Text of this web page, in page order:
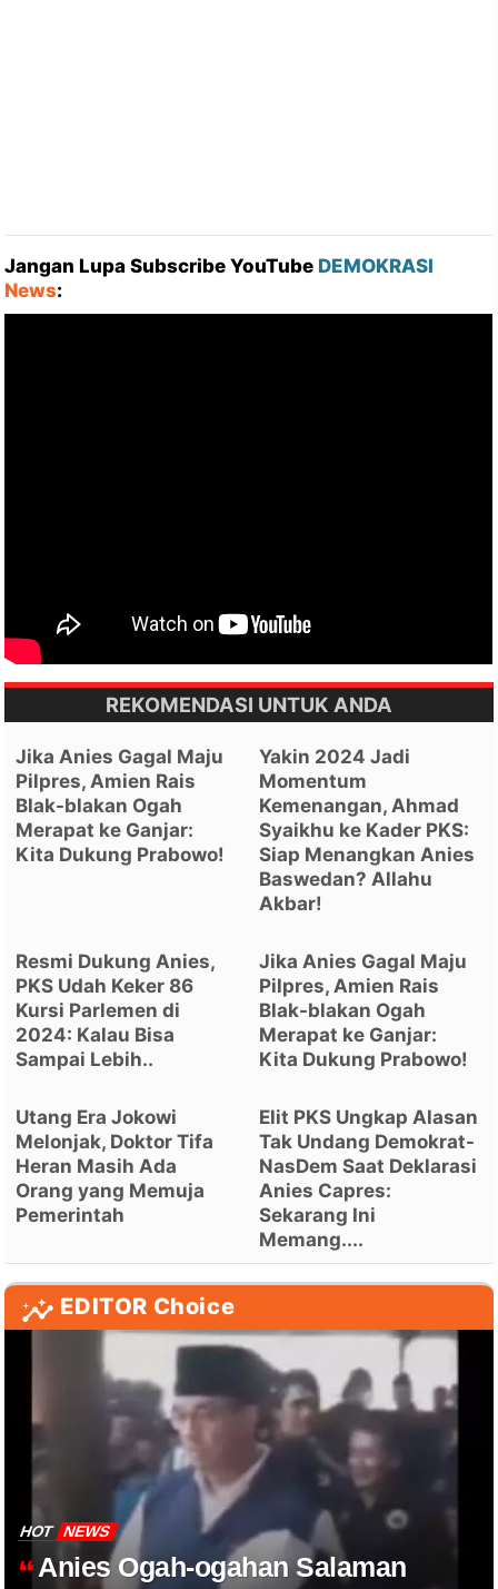
Jangan Lupa Subscribe YouTube DEMOKRASI
News:
REKOMENDASI UNTUK ANDA
Jika Anies Gagal Maju
Pilpres, Amien Rais
Blak-blakan Ogah
Merapat ke Ganjar:
Kita Dukung Prabowo!
Yakin 2024 Jadi
Momentum
Kemenangan, Ahmad
Syaikhu ke Kader PKS:
Siap Menangkan Anies
Baswedan? Allahu
Akbar!
Resmi Dukung Anies,
PKS Udah Keker 86
Kursi Parlemen di
2024: Kalau Bisa
Sampai Lebih..
Jika Anies Gagal Maju
Pilpres, Amien Rais
Blak-blakan Ogah
Merapat ke Ganjar:
Kita Dukung Prabowo!
Utang Era Jokowi
Melonjak, Doktor Tifa
Heran Masih Ada
Orang yang Memuja
Pemerintah
Elit PKS Ungkap Alasan
Tak Undang Demokrat-
NasDem Saat Deklarasi
Anies Capres:
Sekarang Ini
Memang....
EDITOR Choice
HOT NEWS
Anies Ogah-ogahan Salaman